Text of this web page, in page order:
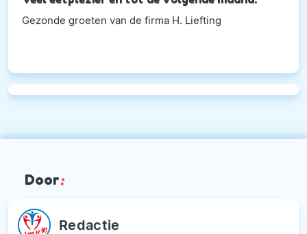
Gezonde groeten van de firma H. Liefting
Door:
Redactie